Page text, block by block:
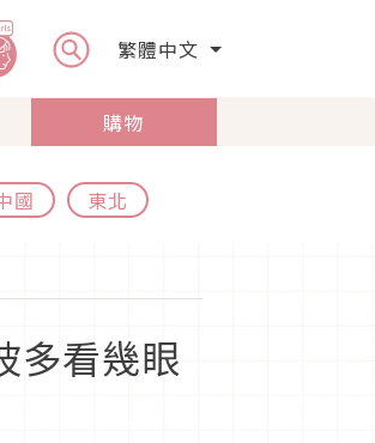
繁體中文
購物
國 東北
多看幾眼